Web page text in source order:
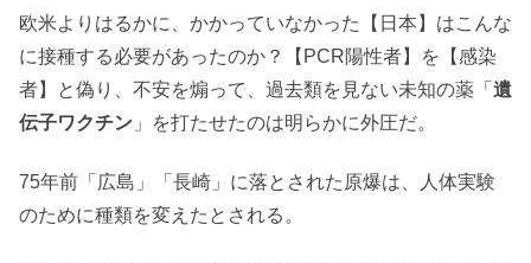
欧米よりはるかに、かかっていなかった【日本】はこんな
に接種する必要があったのか？【PCR陽性者】を【感染
者】と偽り、不安を煽って、過去類を見ない未知の薬「 遺
伝子ワクチン 」を打たせたのは明らかに外圧だ。
75年前「広島」「長崎」に落とされた原爆は、人体実験
のために種類を変えたとされる。